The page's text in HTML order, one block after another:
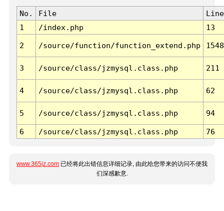
No. File
Line
1
/index.php 13
2 /source/function/function_extend.php 1548
3 /source/class/jzmysql.class.php 211
4 /source/class/jzmysql.class.php 62
5 /source/class/jzmysql.class.php 94
6 /source/class/jzmysql.class.php 76
www.365jz.com 已经将此出错信息详细记录, 由此给您带来的访问不便我
们深感歉意.